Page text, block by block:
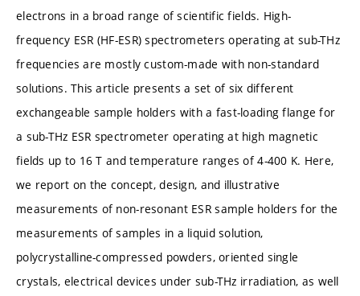
electrons in a broad range of scientific fields. High-
frequency ESR (HF-ESR) spectrometers operating at sub-THz
frequencies are mostly custom-made with non-standard
solutions. This article presents a set of six different
exchangeable sample holders with a fast-loading flange for
a sub-THz ESR spectrometer operating at high magnetic
fields up to 16 T and temperature ranges of 4-400 K. Here,
we report on the concept, design, and illustrative
measurements of non-resonant ESR sample holders for the
measurements of samples in a liquid solution,
polycrystalline-compressed powders, oriented single
crystals, electrical devices under sub-THz irradiation, as well